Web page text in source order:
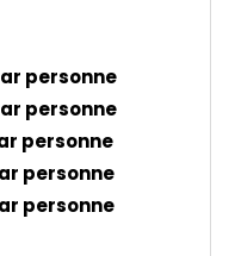
personne
personne
personne
personne
personne